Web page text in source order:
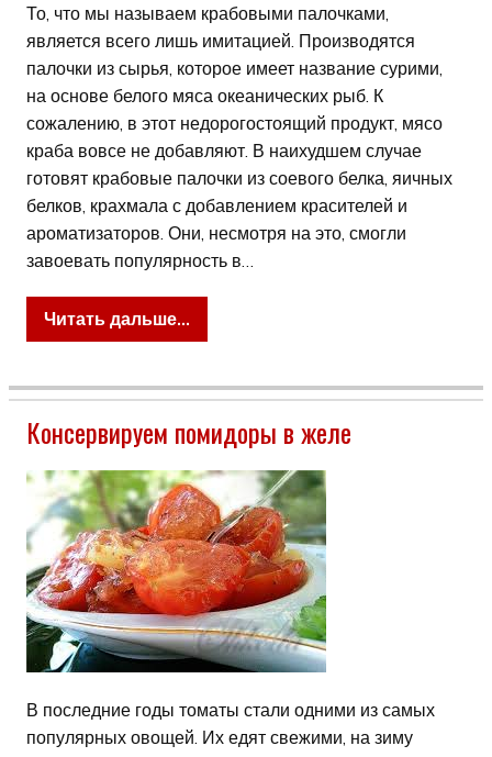
То, что мы называем крабовыми палочками,
является всего лишь имитацией. Производятся
палочки из сырья, которое имеет название сурими,
на основе белого мяса океанических рыб. К
сожалению, в этот недорогостоящий продукт, мясо
краба вовсе не добавляют. В наихудшем случае
готовят крабовые палочки из соевого белка, яичных
белков, крахмала с добавлением красителей и
ароматизаторов. Они, несмотря на это, смогли
завоевать популярность в…
Читать дальше...
Консервируем помидоры в желе
В последние годы томаты стали одними из самых
популярных овощей. Их едят свежими, на зиму